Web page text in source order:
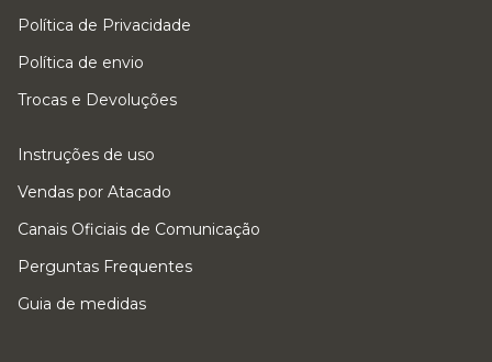
Política de Privacidade
Política de envio
Trocas e Devoluções
Instruções de uso
Vendas por Atacado
Canais Oficiais de Comunicação
Perguntas Frequentes
Guia de medidas